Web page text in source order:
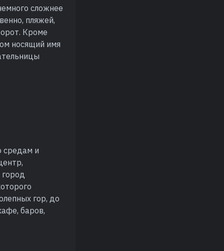
сложнее
пляжей,
Кроме
носящий имя
средам и
гор, до
баров,